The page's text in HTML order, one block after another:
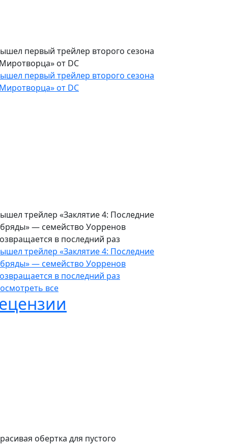
первый трейлер второго сезона
от DC
первый трейлер второго сезона
от DC
трейлер «Заклятие 4: Последние
— семейство Уорренов
в последний раз
трейлер «Заклятие 4: Последние
— семейство Уорренов
в последний раз
все
обертка для пустого